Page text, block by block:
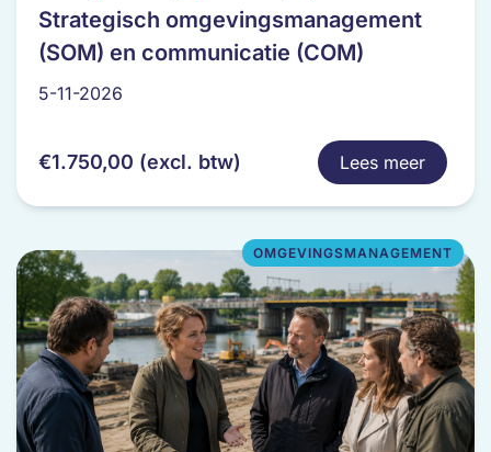
Strategisch omgevingsmanagement
(SOM) en communicatie (COM)
5-11-2026
€1.750,00 (excl. btw) Lees meer
product
heeft
meerdere
variaties.
kan
op
de
productpagina
OMGEVINGSMANAGEMENT